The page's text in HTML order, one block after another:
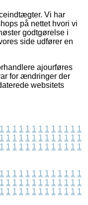
Vi har
på nettet hvori vi
godtgørelse i
side udfører en
ajourføres
for ændringer der
websitets
1 1 1 1 1 1 1 1 1 1 1 1 1
1 1 1 1 1 1 1 1 1 1 1 1 1
1 1 1 1 1 1 1 1 1 1 1 1 1
1 1 1 1 1 1 1 1 1 1 1 1 1
1 1 1 1 1 1 1 1 1 1 1 1 1
1 1 1 1 1 1 1 1 1 1 1 1 1